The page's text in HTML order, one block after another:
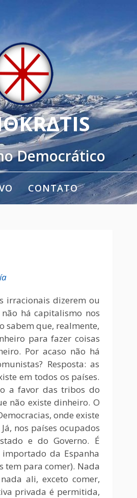
Democrático
CONTATO
irracionais dizerem ou
há capitalismo nos
sabem que, realmente,
para fazer coisas
Por acaso não há
Resposta: as
em todos os países.
a favor das tribos do
não existe dinheiro. O
onde existe
nos países ocupados
e do Governo. É
da Espanha
tem para comer). Nada
ali, exceto comer,
privada é permitida,